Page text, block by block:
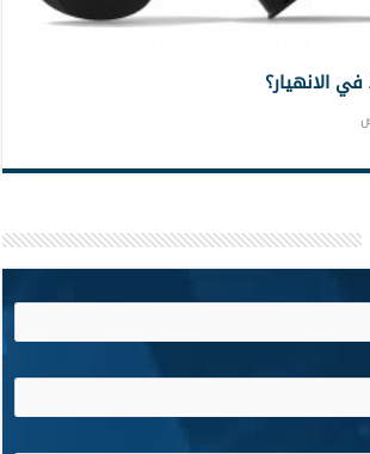
الانهيار؟